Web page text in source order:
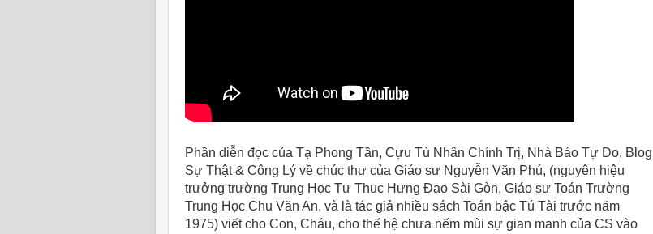
Phần diễn đọc của Tạ Phong Tần, Cựu Tù Nhân Chính Trị, Nhà Báo Tự Do, Blog
Sự Thật & Công Lý về chúc thư của Giáo sư Nguyễn Văn Phú, (nguyên hiệu
trưởng trường Trung Học Tư Thục Hưng Đạo Sài Gòn, Giáo sư Toán Trường
Trung Học Chu Văn An, và là tác giả nhiều sách Toán bậc Tú Tài trước năm
1975) viết cho Con, Cháu, cho thế hệ chưa nếm mùi sự gian manh của CS vào